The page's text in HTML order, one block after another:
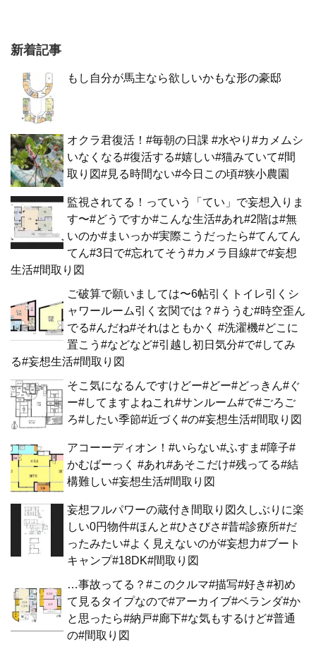
新着記事
もし自分が馬主なら欲しいかもな形の豪邸
オクラ君復活！#毎朝の日課 #水やり#カメムシ
いなくなる#復活する#嬉しい#猫みていて#間
取り図#見る時間ない#今日この頃#狭小農園
監視されてる！っていう「てい」で妄想入りま
す〜#どうですか#こんな生活#あれ#2階は#無
いのか#まいっか#実際こうだったら#てんてん
てん#3日で#忘れてそう#カメラ目線#で#妄想
生活#間取り図
ご破算で願いましては〜6帖引くトイレ引くシ
ャワールーム引く玄関では？#ううむ#時空歪ん
でる#んだね#それはともかく #洗濯機#どこに
置こう#などなど#引越し初日気分#で#してみ
る#妄想生活#間取り図
そこ気になるんですけどー#どー#どっきん#ぐ
ー#してますよねこれ#サンルーム#で#ごろご
ろ#したい季節#近づく#の#妄想生活#間取り図
アコーーディオン！#いらない#ふすま#障子#
かむばーっく #あれ#あそこだけ#残ってる#結
構難しい#妄想生活#間取り図
妄想フルパワーの蔵付き間取り図久しぶりに楽
しい0円物件#ほんと#ひさびさ#昔#診療所#だ
ったみたい#よく見えないのが#妄想力#ブート
キャンプ#18DK#間取り図
…事故ってる？#このクルマ#描写#好き#初め
て見るタイプなので#アーカイブ#ベランダ#か
と思ったら#納戸#廊下#な気もするけど#普通
の#間取り図